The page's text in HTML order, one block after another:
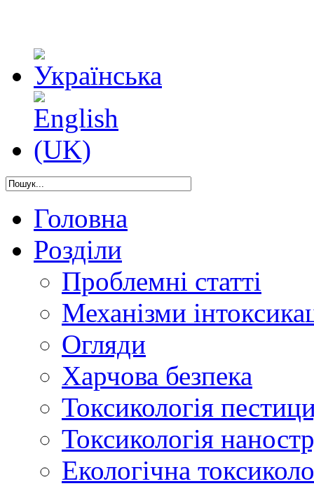
Головна
Розділи
Проблемні статті
Механізми
Огляди
Харчова безпека
Токсикологія
Токсикологія
Екологічна